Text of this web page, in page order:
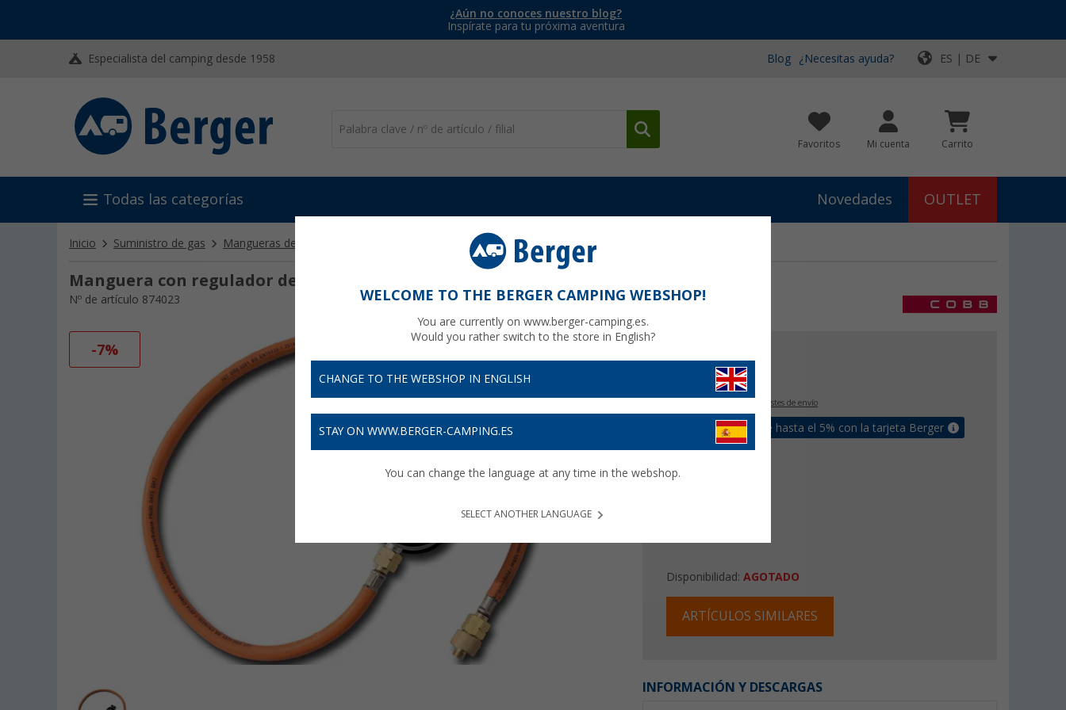
¿Aún no conoces nuestro blog?
Inspírate para tu próxima aventura
Especialista del camping desde 1958 Blog ¿Necesitas ayuda? ES | DE
Favoritos Mi cuenta Carrito
Todas las categorías Novedades OUTLET
Inicio Suministro de gas Mangueras de gas Manguera con regulador de gas Cobb
Manguera con regulador de gas Cobb
Nº de artículo 874023
-7%
€
+ Costes de envío
Recibe un bonus de hasta el 5% con la tarjeta Berger
Disponibilidad: AGOTADO
ARTÍCULOS SIMILARES
INFORMACIÓN Y DESCARGAS
WELCOME TO THE BERGER CAMPING WEBSHOP!
You are currently on www.berger-camping.es.
Would you rather switch to the store in English?
CHANGE TO THE WEBSHOP IN ENGLISH
STAY ON WWW.BERGER-CAMPING.ES
You can change the language at any time in the webshop.
SELECT ANOTHER LANGUAGE